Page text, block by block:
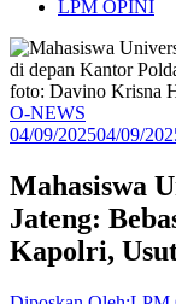
LPM OPINI
O-NEWS
04/09/202504/09/
Mahasiswa
Jateng:
Kapolri,